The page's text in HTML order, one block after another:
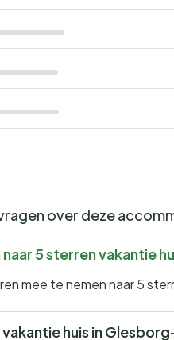
over deze
5 sterren vakantie
mee te nemen naar 5
huis in